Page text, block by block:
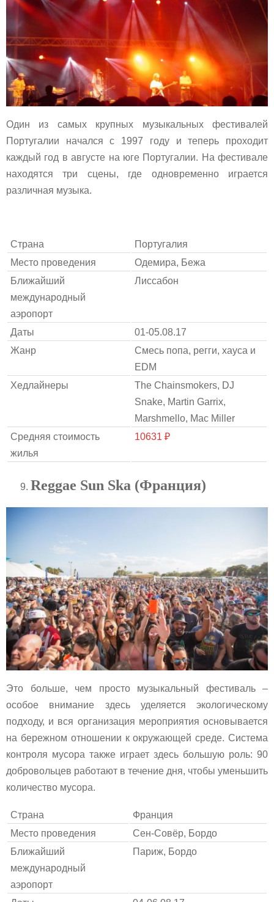
Один из самых крупных музыкальных фестивалей
Португалии начался с 1997 году и теперь проходит
каждый год в августе на юге Португалии. На фестивале
находятся три сцены, где одновременно играется
различная музыка.
Страна
Португалия
Место проведения
Одемира, Бежа
Ближайший
международный
аэропорт
Лиссабон
Даты
01-05.08.17
Жанр
Смесь попа, регги, хауса и
EDM
Хедлайнеры
The Chainsmokers, DJ
Snake, Martin Garrix,
Marshmello, Mac Miller
Средняя стоимость
жилья
10631 ₽
Reggae Sun Ska (Франция)
Это больше, чем просто музыкальный фестиваль –
особое внимание здесь уделяется экологическому
подходу, и вся организация мероприятия основывается
на бережном отношении к окружающей среде. Система
контроля мусора также играет здесь большую роль: 90
добровольцев работают в течение дня, чтобы уменьшить
количество мусора.
Страна
Франция
Место проведения
Сен-Совёр, Бордо
Ближайший
международный
аэропорт
Париж, Бордо